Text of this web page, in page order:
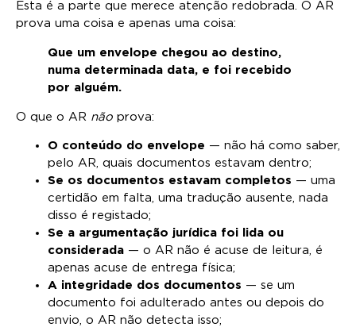
Esta é a parte que merece atenção redobrada. O AR
prova uma coisa e apenas uma coisa:
Que um envelope chegou ao destino,
numa determinada data, e foi recebido
por alguém.
O que o AR não prova:
O conteúdo do envelope — não há como saber,
pelo AR, quais documentos estavam dentro;
Se os documentos estavam completos — uma
certidão em falta, uma tradução ausente, nada
disso é registado;
Se a argumentação jurídica foi lida ou
considerada — o AR não é acuse de leitura, é
apenas acuse de entrega física;
A integridade dos documentos — se um
documento foi adulterado antes ou depois do
envio, o AR não detecta isso;